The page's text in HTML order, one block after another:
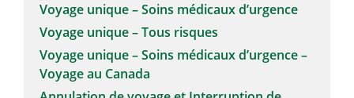
Voyage unique – Soins médicaux d’urgence
Voyage unique – Tous risques
Voyage unique – Soins médicaux d’urgence –
Voyage au Canada